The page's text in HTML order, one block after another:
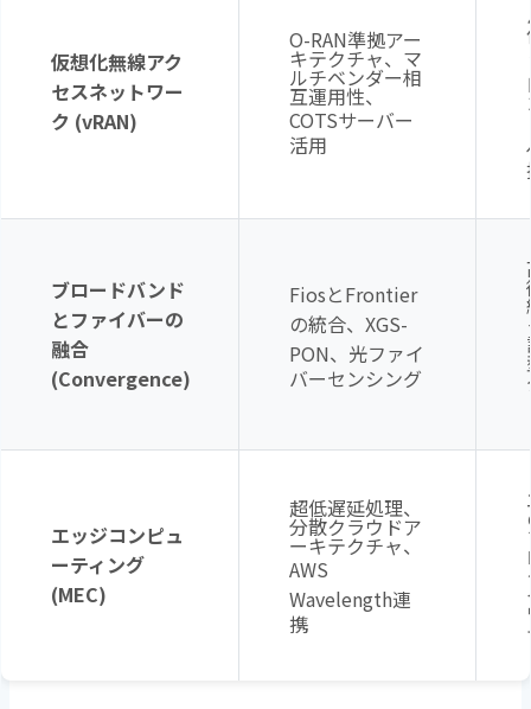
仮想化無線アク
セスネットワー
ク (vRAN)
O-RAN準拠アー
キテクチャ、マ
ルチベンダー相
互運用性、
COTSサーバー
活用
ブロードバンド
とファイバーの
融合
(Convergence)
FiosとFrontier
の統合、XGS-
PON、光ファイ
バーセンシング
エッジコンピュ
ーティング
(MEC)
超低遅延処理、
分散クラウドア
ーキテクチャ、
AWS
Wavelength連
携